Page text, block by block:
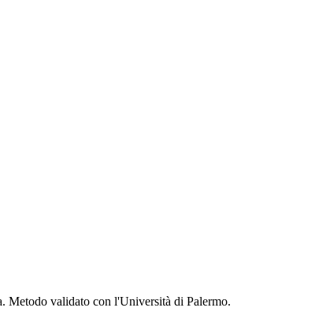
Metodo validato con l'Università di Palermo.